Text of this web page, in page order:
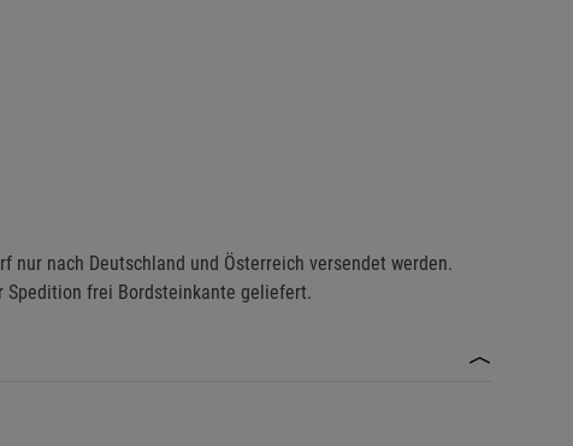
nur nach Deutschland und Österreich versendet werden.
Spedition frei Bordsteinkante geliefert.